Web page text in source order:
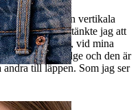
till min vertikala
kort. Men då tänkte jag att
än på läppen, vid mina
8 mm i min bridge och den är
till läppen. Som jag ser